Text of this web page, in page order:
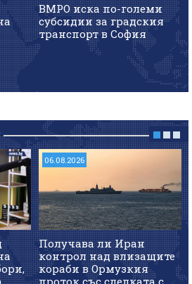
ВМРО иска по-големи
субсидии за градския
транспорт в София
06.08.2026
Получава ли Иран
контрол над влизащите
кораби в Ормузкия
проток със сделката с